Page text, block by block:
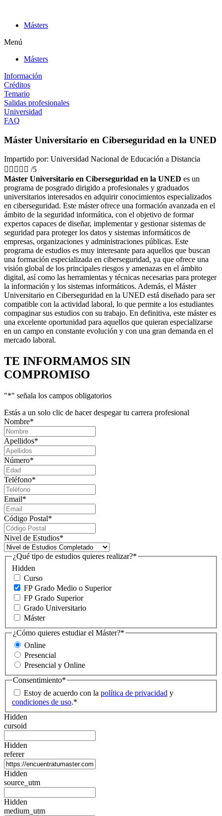
contenidoMásters
Menú
Másters
Información
Créditos
Temario
Salidas profesionales
Universidad
FAQ
Máster Universitario en Ciberseguridad en la UNED
Impartido por: Universidad Nacional de Educación a Distancia
     /5
Máster Universitario en Ciberseguridad en la UNED es un
programa de posgrado dirigido a profesionales y graduados
universitarios interesados en adquirir conocimientos especializados
en ciberseguridad. Este máster ofrece una formación avanzada en el
ámbito de la seguridad informática, con el objetivo de formar
expertos capaces de diseñar, implementar y gestionar sistemas de
seguridad para proteger los datos y sistemas informáticos de
empresas, organizaciones y administraciones públicas. Este
programa de estudios es muy interesante para aquellos que buscan
una formación especializada en ciberseguridad, ya que ofrece una
visión global de los principales riesgos y amenazas en el ámbito
digital, así como las herramientas y técnicas necesarias para proteger
la información y los sistemas informáticos. Además, el Máster
Universitario en Ciberseguridad en la UNED está diseñado para ser
compatible con la actividad laboral, lo que permite a los estudiantes
compaginar sus estudios con su trabajo. En definitiva, este máster es
una excelente oportunidad para aquellos que quieran especializarse
en un campo en constante evolución y con una gran demanda en el
mercado laboral.
TE INFORMAMOS SIN
COMPROMISO
"*" señala los campos obligatorios
Estás a un solo clic de hacer despegar tu carrera profesional
Nombre*
Apellidos*
Número*
Teléfono*
Email*
Código Postal*
Nivel de Estudios*
Hidden
¿Qué tipo de estudios quieres realizar?*
Curso
FP Grado Medio o Superior
FP Grado Superior
Grado Universitario
Máster
¿Cómo quieres estudiar el Máster?*
Online
Presencial
Presencial y Online
Consentimiento*
Estoy de acuerdo con la política de privacidad y
condiciones de uso.*
Hidden
cursoid
Hidden
referer
Hidden
source_utm
Hidden
medium_utm